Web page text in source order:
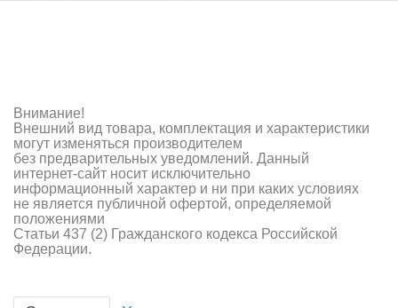
Зарядные устройства и блоки питания
Двигатели
Технические жидкости
Инструмент,измерительные приборы,расходники
Внимание!
Внешний вид товара, комплектация и характеристики
могут изменяться производителем
без предварительных уведомлений. Данный
интернет-сайт носит исключительно
информационный характер и ни при каких условиях
не является публичной офертой, определяемой
положениями
Статьи 437 (2) Гражданского кодекса Российской
Федерации.